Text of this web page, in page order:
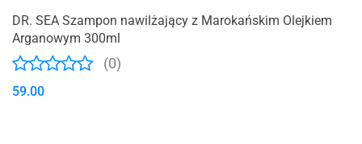
DR. SEA Szampon nawilżający z Marokańskim Olejkiem
Arganowym 300ml
(0)
59.00